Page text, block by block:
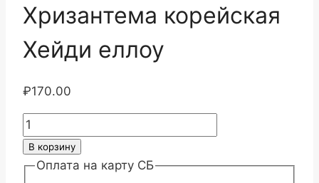
Хризантема корейская
Хейди еллоу
₽170.00
Количество
товара
Хризантема
В корзину
Оплата на карту СБ